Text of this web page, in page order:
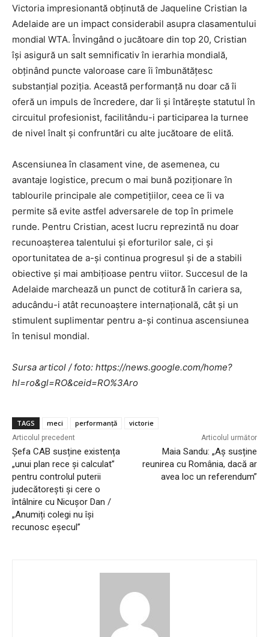
Victoria impresionantă obținută de Jaqueline Cristian la
Adelaide are un impact considerabil asupra clasamentului
mondial WTA. Învingând o jucătoare din top 20, Cristian
își asigură un salt semnificativ în ierarhia mondială,
obținând puncte valoroase care îi îmbunătățesc
substanțial poziția. Această performanță nu doar că îi
oferă un impuls de încredere, dar îi și întărește statutul în
circuitul profesionist, facilitându-i participarea la turnee
de nivel înalt și confruntări cu alte jucătoare de elită.
Ascensiunea în clasament vine, de asemenea, cu
avantaje logistice, precum o mai bună poziționare în
tablourile principale ale competițiilor, ceea ce îi va
permite să evite astfel adversarele de top în primele
runde. Pentru Cristian, acest lucru reprezintă nu doar
recunoașterea talentului și eforturilor sale, ci și
oportunitatea de a-și continua progresul și de a stabili
obiective și mai ambițioase pentru viitor. Succesul de la
Adelaide marchează un punct de cotitură în cariera sa,
aducându-i atât recunoaștere internațională, cât și un
stimulent suplimentar pentru a-și continua ascensiunea
în tenisul mondial.
Sursa articol / foto: https://news.google.com/home?
hl=ro&gl=RO&ceid=RO%3Aro
TAGS meci performanță victorie
Articolul precedent
Șefa CAB susține existența
„unui plan rece și calculat”
pentru controlul puterii
judecătorești și cere o
întâlnire cu Nicușor Dan /
„Anumiți colegi nu își
recunosc eșecul”
Articolul următor
Maia Sandu: „Aș susține
reunirea cu România, dacă ar
avea loc un referendum”